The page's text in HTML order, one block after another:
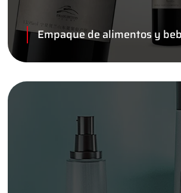
Empaque de alimentos y